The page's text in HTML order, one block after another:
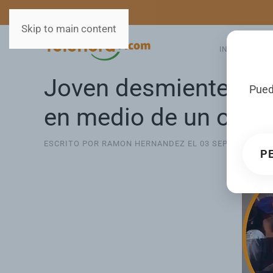
Skip to main content
INICIO
Joven desmiente a
en medio de un
ESCRITO POR RAMON HERNANDEZ EL 03 SEPTIEMBRE